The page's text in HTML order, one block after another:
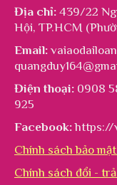
Địa chỉ: 439/22
Hội, TP.HCM
Email:
Điện thoại: 0908
925
Facebook: https://
Chính sách bảo
Chính sách đổi -